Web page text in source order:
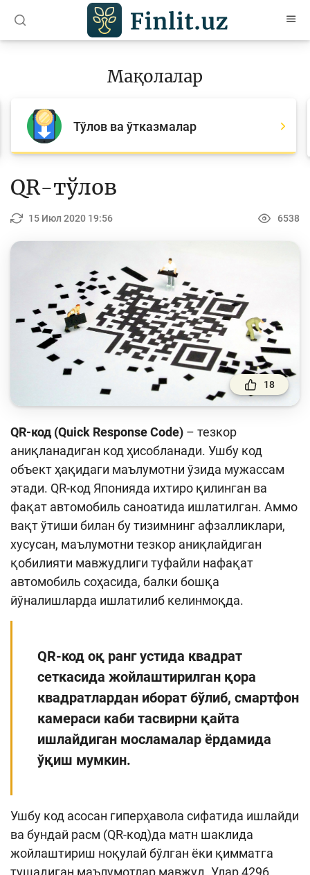
Барча мақолалар
Банк агентлари учун
Ислом молияси
Бюджет
Тўлов ва ўтказмалар
Молия бозори
Пул-кредит сиёсати ва унинг элементлари
Молиявий хавфсизлик
ҳуқуқлари
Тадбиркорлик
Ўқув қўлланмалар
Лойиҳалар
Интерактив хизматлар
Фотогалерея
Сайт харитаси
Мақолалар
Тўлов ва ўтказмалар
QR-тўлов
15 Июл 2020 19:56 6538
18
QR-код (Quick Response Code) – тезкор
аниқланадиган код ҳисобланади. Ушбу код
объект ҳақидаги маълумотни ўзида мужассам
этади. QR-код Японияда ихтиро қилинган ва
фақат автомобиль саноатида ишлатилган. Аммо
вақт ўтиши билан бу тизимнинг афзалликлари,
хусусан, маълумотни тезкор аниқлайдиган
қобилияти мавжудлиги туфайли нафақат
автомобиль соҳасида, балки бошқа
йўналишларда ишлатилиб келинмоқда.
QR-код оқ ранг устида квадрат
сеткасида жойлаштирилган қора
квадратлардан иборат бўлиб, смартфон
камераси каби тасвирни қайта
ишлайдиган мосламалар ёрдамида
ўқиш мумкин.
Ушбу код асосан гиперҳавола сифатида ишлайди
ва бундай расм (QR-код)да матн шаклида
жойлаштириш ноқулай бўлган ёки қимматга
тушадиган маълумотлар мавжуд. Улар 4296